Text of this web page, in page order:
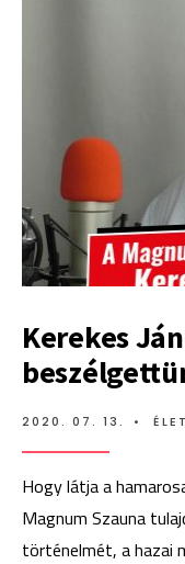
LEGJOBBAN
SIKERÜLT
MŰSOR
Kerekes
2020. 07. 13. •
Hogy látja a
Magnum Szauna
történelmét, a hazai